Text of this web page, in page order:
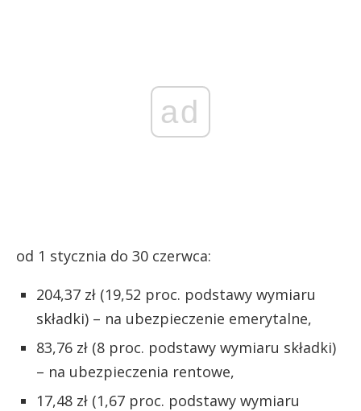
ad
od 1 stycznia do 30 czerwca:
204,37 zł (19,52 proc. podstawy wymiaru
składki) – na ubezpieczenie emerytalne,
83,76 zł (8 proc. podstawy wymiaru składki)
– na ubezpieczenia rentowe,
17,48 zł (1,67 proc. podstawy wymiaru